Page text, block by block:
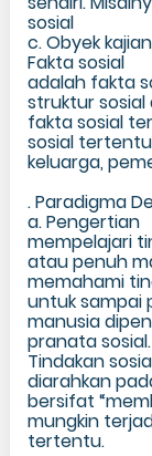
sosial
c. Obyek
Fakta sosial
adalah fakta
struktur sosial
fakta sosial
sosial
keluarga,
. Paradigma
a. Pengertian
mempelajari
atau penuh
memahami
untuk sampai
manusia
pranata sosial.
Tindakan
diarahkan
bersifat
mungkin
tertentu.